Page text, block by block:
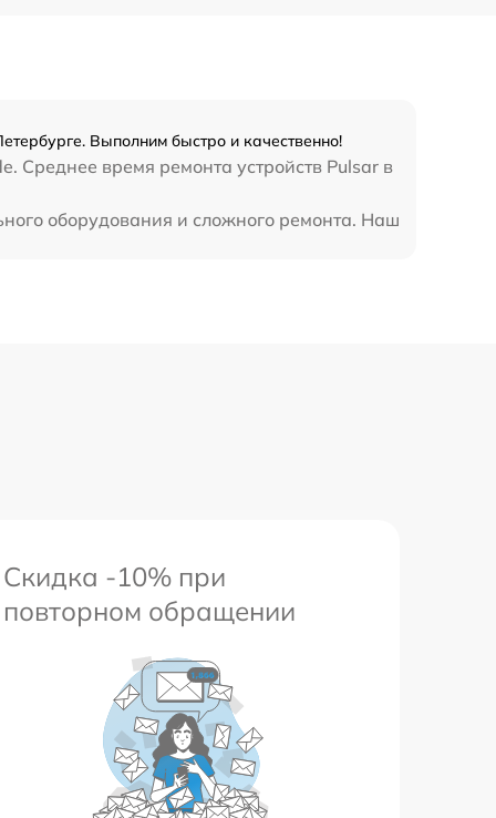
Выполним быстро и качественно!
Среднее время ремонта устройств Pulsar в
оборудования и сложного ремонта. Наш
Скидка -10% при
повторном обращении